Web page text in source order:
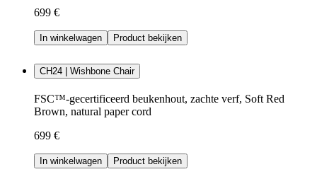
699 €
In winkelwagen Product bekijken
CH24 | Wishbone Chair
FSC™-gecertificeerd beukenhout, zachte verf, Soft Red
Brown, natural paper cord
699 €
In winkelwagen Product bekijken